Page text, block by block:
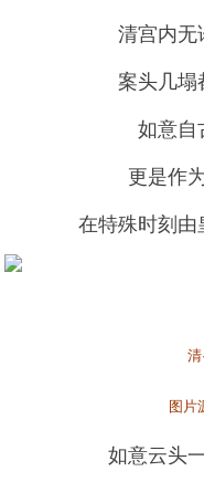
清宫内无
案头几塌
如意自
更是作
在特殊时刻由
图片
如意云头